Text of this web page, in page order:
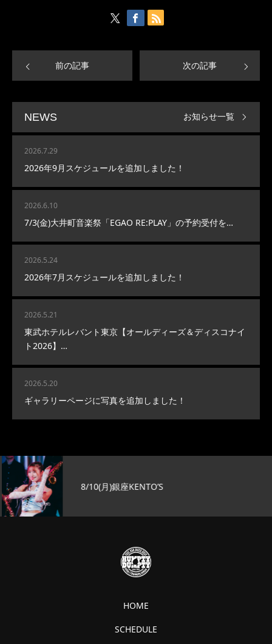
前の記事 次の記事
NEWS
2026.7.29
2026年9月スケジュールを追加しました！
2026.6.10
7/3(金)大井町音楽祭「EGAO RE:PLAY」の予約受付を…
2026.5.24
2026年7月スケジュールを追加しました！
2026.5.21
東武ホテルレバント東京【オールディーズ＆ディスコナイ
ト2026】…
2026.5.20
ギャラリーページに写真を追加しました！
お知らせ一覧
8/10(月)銀座KENTO’S
HOME
SCHEDULE